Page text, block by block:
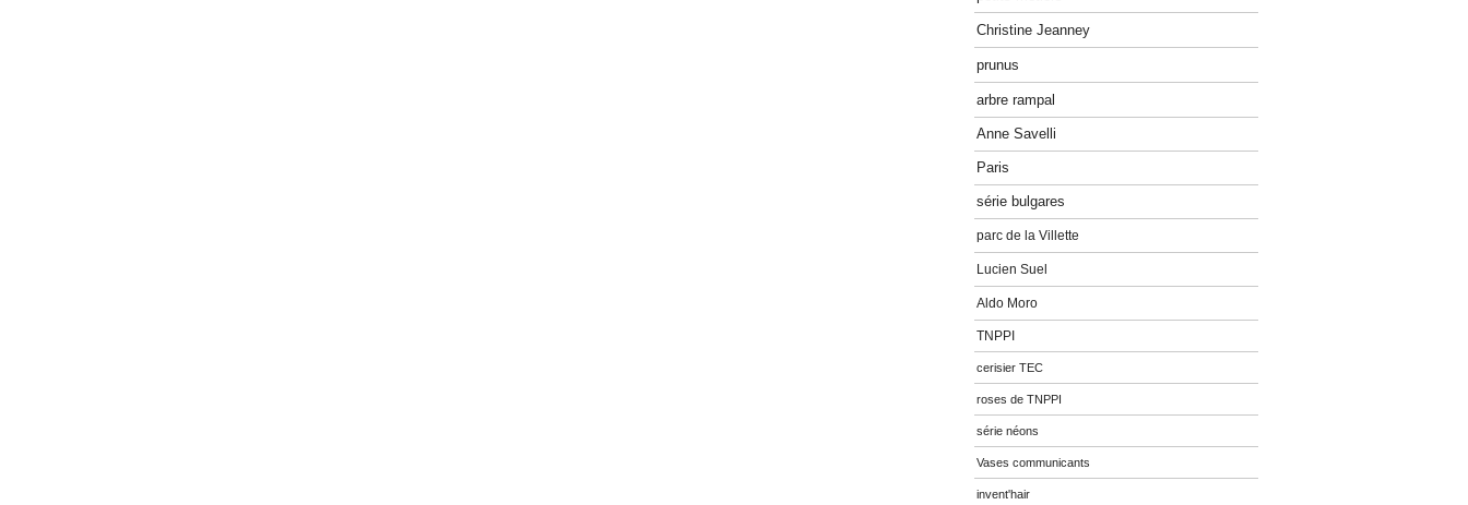
Christine Jeanney
prunus
arbre rampal
Anne Savelli
Paris
série bulgares
parc de la Villette
Lucien Suel
Aldo Moro
TNPPI
cerisier TEC
roses de TNPPI
série néons
Vases communicants
invent'hair